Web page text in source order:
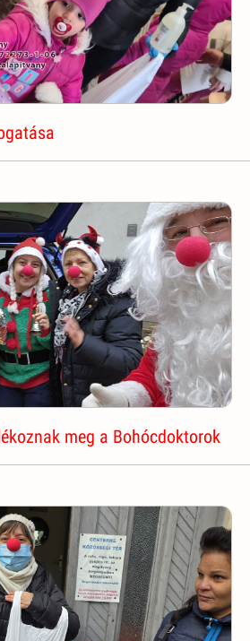
meg a Bohócdoktorok